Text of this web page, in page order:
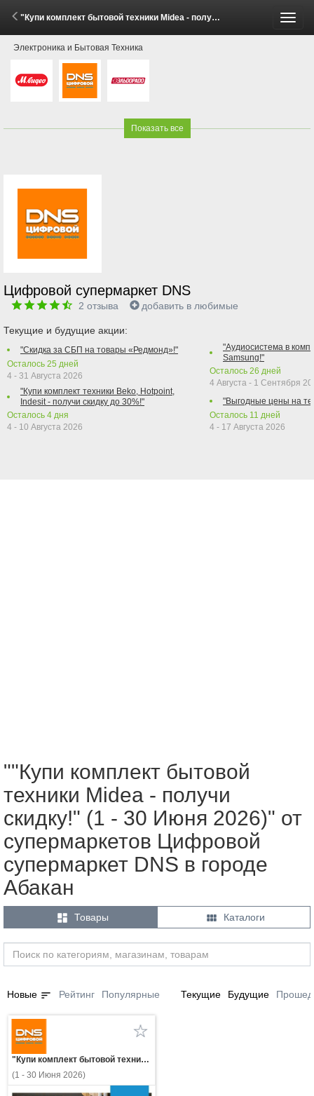
"Купи комплект бытовой техники Midea - получи скидку!" (1 - 30 Июня 2026)
Электроника и Бытовая Техника
Показать все
Цифровой супермаркет DNS
2 отзыва добавить в любимые
Текущие и будущие акции:
"Скидка за СБП на товары «Редмонд»!"
Осталось 25 дней
4 - 31 Августа 2026
"Купи комплект техники Beko, Hotpoint,
Indesit - получи скидку до 30%!"
Осталось 4 дня
4 - 10 Августа 2026
"Аудиосистема в
Samsung!"
Осталось 26 дней
4 Августа - 1 Сентября
"Выгодные цены на
Осталось 11 дней
4 - 17 Августа 2026
""Купи комплект бытовой
техники Midea - получи
скидку!" (1 - 30 Июня 2026)" от
супермаркетов Цифровой
супермаркет DNS в городе
Абакан
 Товары  Каталоги
Новые sort Рейтинг Популярные Текущие Будущие
"Купи комплект бытовой техники Midea - получи скидку!"
(1 - 30 Июня 2026)